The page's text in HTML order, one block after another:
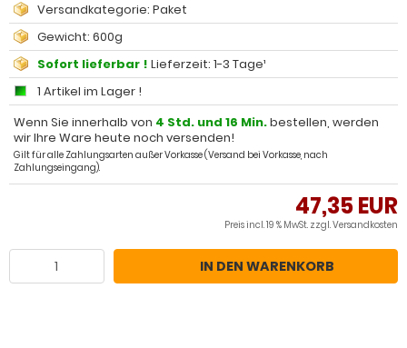
Versandkategorie: Paket
Gewicht: 600g
Sofort lieferbar ! Lieferzeit: 1-3 Tage¹
1 Artikel im Lager !
Wenn Sie innerhalb von 4 Std. und 16 Min.bestellen, werden
wir Ihre Ware heute noch versenden!
Gilt für alle Zahlungsarten außer Vorkasse (Versand bei Vorkasse, nach
Zahlungseingang).
47,35 EUR
Preis incl. 19 % MwSt. zzgl.Versandkosten
IN DEN WARENKORB